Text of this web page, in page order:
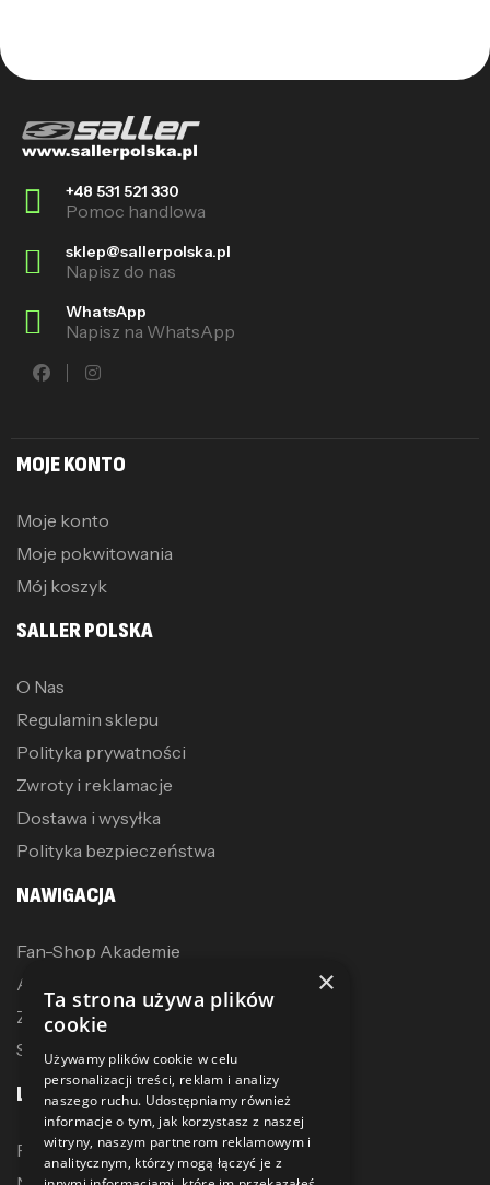
+48 531 521 330
Pomoc handlowa
sklep@sallerpolska.pl
Napisz do nas
WhatsApp
Napisz na WhatsApp
MOJE KONTO
Moje konto
Moje pokwitowania
Mój koszyk
SALLER POLSKA
O Nas
Regulamin sklepu
Polityka prywatności
Zwroty i reklamacje
Dostawa i wysyłka
Polityka bezpieczeństwa
NAWIGACJA
Fan-Shop Akademie
Akcesoria treningowe
Zostań dystrybutorem
Sublimacja
LINKI
Promocje
×
Ta strona używa plików
cookie
Używamy plików cookie w celu
personalizacji treści, reklam i analizy
naszego ruchu. Udostępniamy również
informacje o tym, jak korzystasz z naszej
witryny, naszym partnerom reklamowym i
analitycznym, którzy mogą łączyć je z